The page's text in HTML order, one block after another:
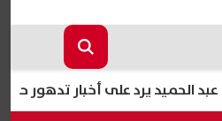
على أخبار تدهور حالته الصحية